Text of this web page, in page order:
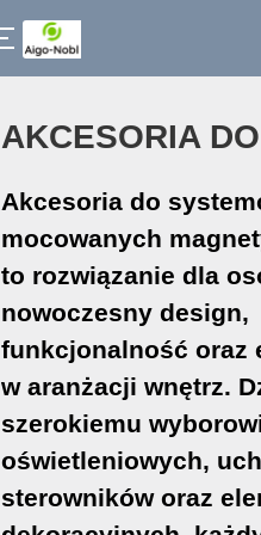
AKCESORIA
Akcesoria do
mocowanych
to rozwiązanie dla
nowoczesny design,
funkcjonalność oraz
w aranżacji wnętrz.
szerokiemu
oświetleniowych,
sterowników oraz